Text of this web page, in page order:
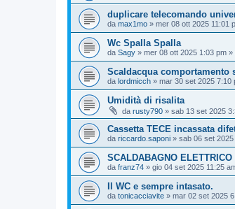
duplicare telecomando
da max1mo » mer 08 ott 2025 11:01
Wc Spalla Spalla
da Sagy » mer 08 ott 2025 1:03 pm »
Scaldacqua comportamento
da lordmicch » mar 30 set 2025 7:10
Umidità di risalita
da rusty790 » sab 13 set 2025
Cassetta TECE incassata
da riccardo.saponi » sab 06 set
SCALDABAGNO
da franz74 » gio 04 set 2025 11:25
Il WC e sempre intasato.
da tonicacciavite » mar 02 set 2025